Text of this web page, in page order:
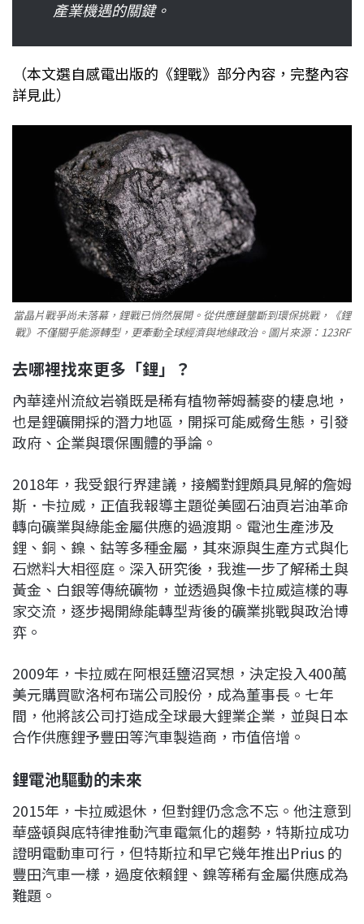
產業機遇的關鍵。
（本文選自感電出版的《鋰戰》部分內容，完整內容
詳見此）
當晶片戰爭尚未落幕，鋰戰已悄然展開。從供應鏈壟斷到環保挑戰，《鋰
戰》不僅關乎能源轉型，更牽動全球經濟與地緣政治。圖片來源：123RF
去哪裡找來更多「鋰」？
內華達州流紋岩嶺既是稀有植物蒂姆蕎麥的棲息地，
也是鋰礦開採的潛力地區，開採可能威脅生態，引發
政府、企業與環保團體的爭論。
2018年，我受銀行界建議，接觸對鋰頗具見解的詹姆
斯．卡拉威，正值我報導主題從美國石油頁岩油革命
轉向礦業與綠能金屬供應的過渡期。電池生產涉及
鋰、銅、鎳、鈷等多種金屬，其來源與生產方式與化
石燃料大相徑庭。深入研究後，我進一步了解稀土與
黃金、白銀等傳統礦物，並透過與像卡拉威這樣的專
家交流，逐步揭開綠能轉型背後的礦業挑戰與政治博
弈。
2009年，卡拉威在阿根廷鹽沼冥想，決定投入400萬
美元購買歐洛柯布瑞公司股份，成為董事長。七年
間，他將該公司打造成全球最大鋰業企業，並與日本
合作供應鋰予豐田等汽車製造商，市值倍增。
鋰電池驅動的未來
2015年，卡拉威退休，但對鋰仍念念不忘。他注意到
華盛頓與底特律推動汽車電氣化的趨勢，特斯拉成功
證明電動車可行，但特斯拉和早它幾年推出Prius 的
豐田汽車一樣， 過度依賴鋰、鎳等稀有金屬供應成為
難題。